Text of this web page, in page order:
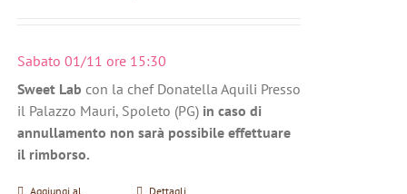
Sabato 01/11 ore 15:30
Sweet Lab con la chef Donatella Aquili Presso
il Palazzo Mauri, Spoleto (PG) in caso di
annullamento non sarà possibile effettuare
il rimborso.
Aggiungi al
Dettagli